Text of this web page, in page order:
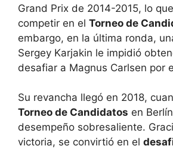
Grand Prix de 2014-2015, lo
competir en el Torneo de
embargo, en la última ronda,
Sergey Karjakin le impidió
desafiar a Magnus Carlsen por
Su revancha llegó en 2018,
Torneo de Candidatos en
desempeño sobresaliente.
victoria, se convirtió en el